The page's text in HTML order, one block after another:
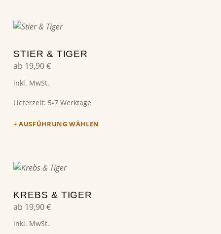
STIER & TIGER
ab 19,90€
inkl. MwSt.
Lieferzeit: 5-7 Werktage
AUSFÜHRUNG WÄHLEN
Dieses Produkt weist mehrere Varianten auf. Die Optionen können auf der Produktseite gewählt werden
KREBS & TIGER
ab 19,90€
inkl. MwSt.
Dieses Produkt weist mehrere Varianten auf. Die Optionen können auf der Produktseite gewählt werden